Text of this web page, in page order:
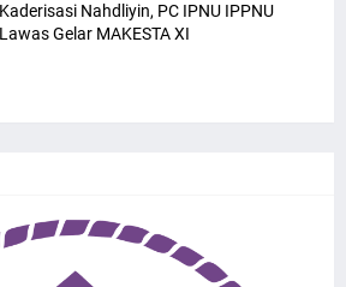
Nahdliyin, PC IPNU IPPNU
Gelar MAKESTA XI